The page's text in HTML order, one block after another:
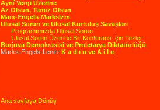
Aynî Vergi Üzerine
Az Olsun, Temiz Olsun
Marx-Engels-Marksizm
Ulusal Sorun ve Ulusal Kurtuluş Savaşları
Programımızda Ulusal Sorun
Ulusal Sorun Üzerine Bir Konferans İçin Tezler
Burjuva Demokrasisi ve Proletarya Diktatörlüğü
Marks-Engels-Lenin: K a d ı n ve A i l e
Ana sayfaya Dönüş